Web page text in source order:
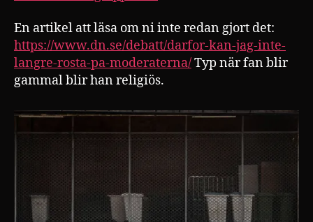
En artikel att läsa om ni inte redan gjort det:
https://www.dn.se/debatt/darfor-kan-jag-inte-
langre-rosta-pa-moderaterna/Typ när fan blir
gammal blir han religiös.